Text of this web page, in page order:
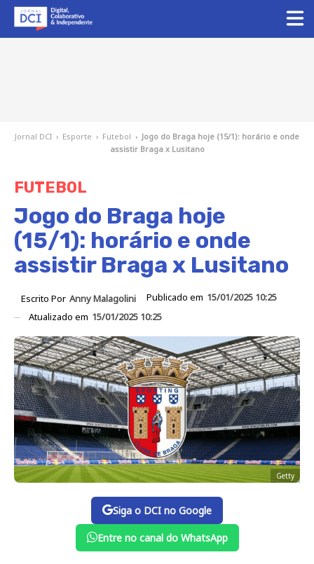
Jornal DCI › Esporte › Futebol › Jogo do Braga hoje (15/1): horário e onde
assistir Braga x Lusitano
FUTEBOL
Jogo do Braga hoje
(15/1): horário e onde
assistir Braga x Lusitano
Escrito Por Anny Malagolini Publicado em 15/01/2025 10:25
Atualizado em 15/01/2025 10:25
Getty
Siga o DCI no Google
Entre no canal do WhatsApp